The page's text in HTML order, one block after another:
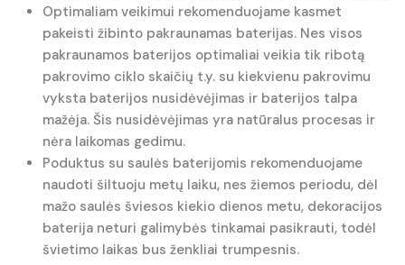
Optimaliam veikimui rekomenduojame kasmet
pakeisti žibinto pakraunamas baterijas. Nes visos
pakraunamos baterijos optimaliai veikia tik ribotą
pakrovimo ciklo skaičių t.y. su kiekvienu pakrovimu
vyksta baterijos nusidėvėjimas ir baterijos talpa
mažėja. Šis nusidėvėjimas yra natūralus procesas ir
nėra laikomas gedimu.
Poduktus su saulės baterijomis rekomenduojame
naudoti šiltuoju metų laiku, nes žiemos periodu, dėl
mažo saulės šviesos kiekio dienos metu, dekoracijos
baterija neturi galimybės tinkamai pasikrauti, todėl
švietimo laikas bus ženkliai trumpesnis.